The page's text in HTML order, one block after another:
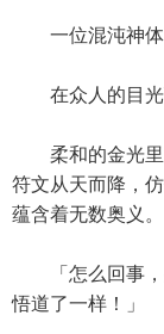
一位混沌神体
在众人的目光
柔和的金光里
符文从天而降，
蕴含着无数奥义。
「怎么回事，
悟道了一样！」